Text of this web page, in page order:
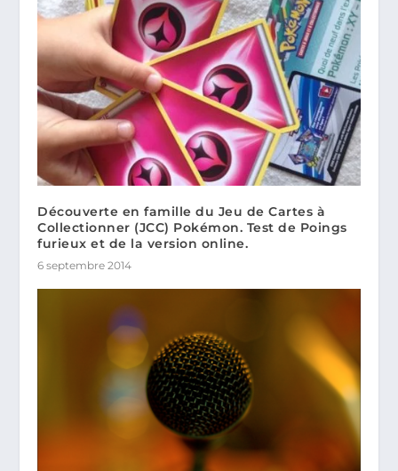
Découverte en famille du Jeu de Cartes à
Collectionner (JCC) Pokémon. Test de Poings
furieux et de la version online.
6 septembre 2014